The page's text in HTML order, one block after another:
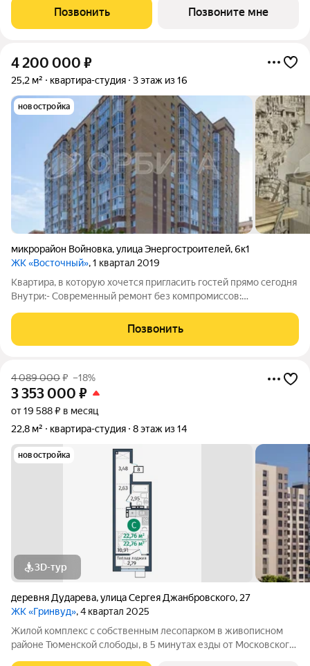
Позвонить Позвоните мне
4 200 000 ₽
25,2 м² квартира-студия 3 этаж из 16
новостройка
микрорайон Войновка,улица Энергостроителей,6к1
ЖК «Восточный», 1 квартал 2019
Квартира, в которую хочется пригласить гостей прямо сегодня
Внутри:- Современный ремонт без компромиссов:
пассажирский, чтобы переезд и доставка покупок проходили
без хлопот. - Подъезд с характером
Позвонить
4 089 000₽ –18%
3 353 000 ₽
от 19 588 ₽ в месяц
22,8 м²
квартира-студия 8 этаж из 14
новостройка
3D-тур
деревня Дударева,улица Сергея Джанбровского, 27
ЖК «Гринвуд», 4 квартал 2025
Жилой комплекс с собственным лесопарком в живописном
районе Тюменской слободы, в 5 минутах езды от Московского